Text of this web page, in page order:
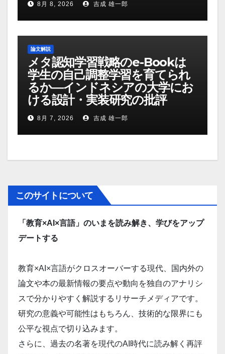
8月 8, 2026 吉成 雄一郎
論文解説
メタ認知学習戦略のe-Bookは
学生の自己調整学習を育てられ
るか―インドネシアの大学にお
ける設計・実装研究の批評
8月 7, 2026 吉成 雄一郎
このサイトについて
「教育×AI×言語」のいまを読み解き、学びをアップ
デートする
教育×AI×言語がクロスオーバーする現代、国内外の
論文や本の最新情報の要点や動向を独自のアナリシ
スで分かりやすく解説するリサーチメディアです。
研究の意義や可能性はもちろん、技術的な限界にも
公平な視点で切り込みます。
さらに、過去の名著を現代のAI時代に読み解く再評